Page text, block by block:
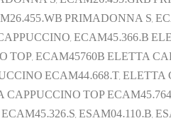
PRIMADONNA S,
ECAM45.366.B
ECAM45760B ELETTA
ECAM44.668.T,
TOP
ESAM04.110.B,